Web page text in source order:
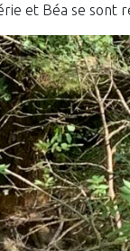
et Béa se sont